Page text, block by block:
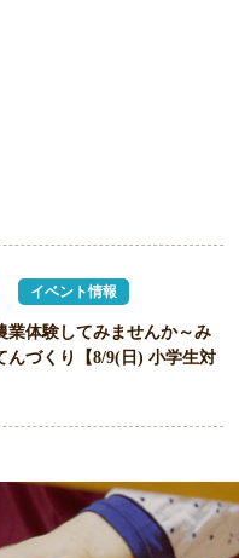
イベント情報
業体験してみませんか～み
んづくり【8/9(日) 小学生対